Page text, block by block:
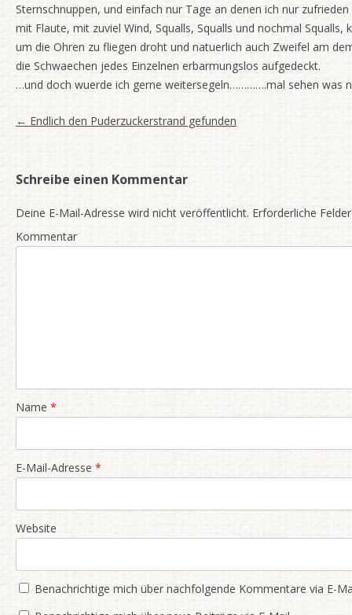
Sternschnuppen, und einfach nur Tage an denen ich nur
mit Flaute, mit zuviel Wind, Squalls, Squalls und nochmal
um die Ohren zu fliegen droht und natuerlich auch Zweifel am
die Schwaechen jedes Einzelnen erbarmungslos aufgedeckt.
…und doch wuerde ich gerne weitersegeln………….mal sehen was
Artikel-Navigation
← Endlich den Puderzuckerstrand gefunden
Schreibe einen Kommentar
Deine E-Mail-Adresse wird nicht veröffentlicht. Erforderliche
Kommentar
Name *
E-Mail-Adresse *
Website
Benachrichtige mich über nachfolgende Kommentare via E-